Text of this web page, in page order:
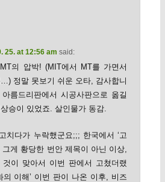
25. at 12:56 am said:
의 압박! (MIT에서 MT를 가면서
정말 못보기 쉬운 오타, 감사합니
름드리판에서 시공사판으로 옮길
승이 있었죠. 살인물가 동감.
치다가 누락했군요;;; 한국에서 ‘고
그게 황당한 번안 제목이 아닌 이상,
것이 맞아서 이번 판에서 고쳤더랬
의 이해’ 이번 판이 나온 이후, 비즈